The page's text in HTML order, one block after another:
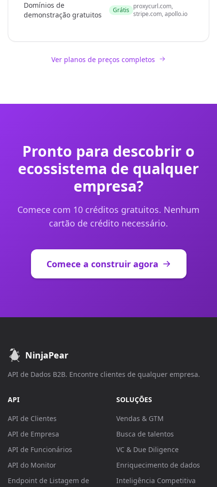
Domínios de
demonstração gratuitos
Grátis proxycurl.com,
stripe.com, apollo.io
Ver planos de preços completos
Pronto para descobrir o
ecossistema de qualquer
empresa?
Comece com 10 créditos gratuitos. Nenhum
cartão de crédito necessário.
Comece a construir agora
NinjaPear
API de Dados B2B. Encontre clientes de qualquer empresa.
API
API de Clientes
API de Empresa
API de Funcionários
API do Monitor
Endpoint de Listagem de
SOLUÇÕES
Vendas & GTM
Busca de talentos
VC & Due Diligence
Enriquecimento de dados
Inteligência Competitiva